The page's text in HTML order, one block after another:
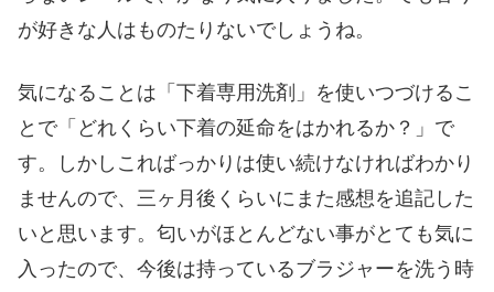
が好きな人はものたりないでしょうね。
気になることは「下着専用洗剤」を使いつづけるこ
とで「どれくらい下着の延命をはかれるか？」で
す。しかしこればっかりは使い続けなければわかり
ませんので、三ヶ月後くらいにまた感想を追記した
いと思います。匂いがほとんどない事がとても気に
入ったので、今後は持っているブラジャーを洗う時